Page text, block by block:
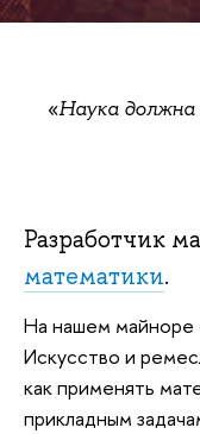
«Наука должна
Разработчик
математики.
На нашем майноре
Искусство и
как применять
прикладным